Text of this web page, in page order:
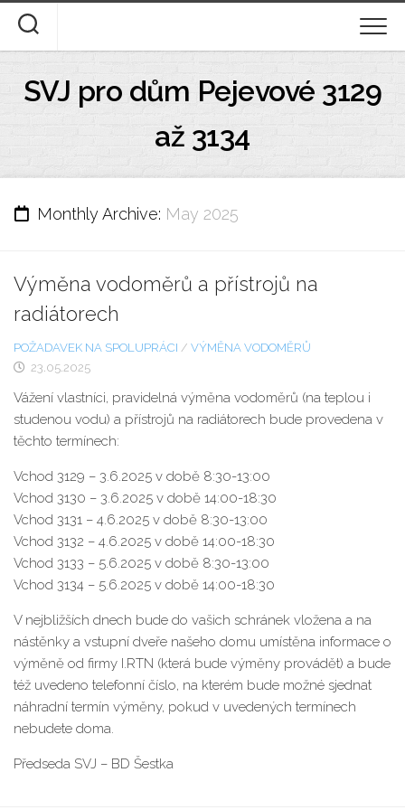
content
DESATERO
O NÁS
SVJ pro dům Pejevové 3129
až 3134
Monthly Archive: May 2025
Výměna vodoměrů a přístrojů na
radiátorech
POŽADAVEK NA SPOLUPRÁCI / VÝMĚNA VODOMĚRŮ
23.05.2025
Vážení vlastníci, pravidelná výměna vodoměrů (na teplou i
studenou vodu) a přístrojů na radiátorech bude provedena v
těchto termínech:
Vchod 3129 – 3.6.2025 v době 8:30-13:00
Vchod 3130 – 3.6.2025 v době 14:00-18:30
Vchod 3131 – 4.6.2025 v době 8:30-13:00
Vchod 3132 – 4.6.2025 v době 14:00-18:30
Vchod 3133 – 5.6.2025 v době 8:30-13:00
Vchod 3134 – 5.6.2025 v době 14:00-18:30
V nejbližších dnech bude do vašich schránek vložena a na
nástěnky a vstupní dveře našeho domu umístěna informace o
výměně od firmy I.RTN (která bude výměny provádět) a bude
též uvedeno telefonní číslo, na kterém bude možné sjednat
náhradní termín výměny, pokud v uvedených termínech
nebudete doma.
Předseda SVJ – BD Šestka